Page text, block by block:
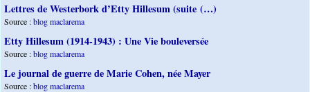
Lettres de Westerbork d’Etty Hillesum (suite (…)
Source :blog maclarema
Etty Hillesum (1914-1943) : Une Vie bouleversée
Source :blog maclarema
Le journal de guerre de Marie Cohen, née Mayer
Source :blog maclarema